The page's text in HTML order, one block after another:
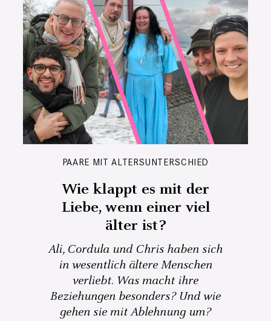
PAARE MIT ALTERSUNTERSCHIED
Wie klappt es mit der
Liebe, wenn einer viel
älter ist?
Ali, Cordula und Chris haben sich
in wesentlich ältere Menschen
verliebt. Was macht ihre
Beziehungen besonders? Und wie
gehen sie mit Ablehnung um?